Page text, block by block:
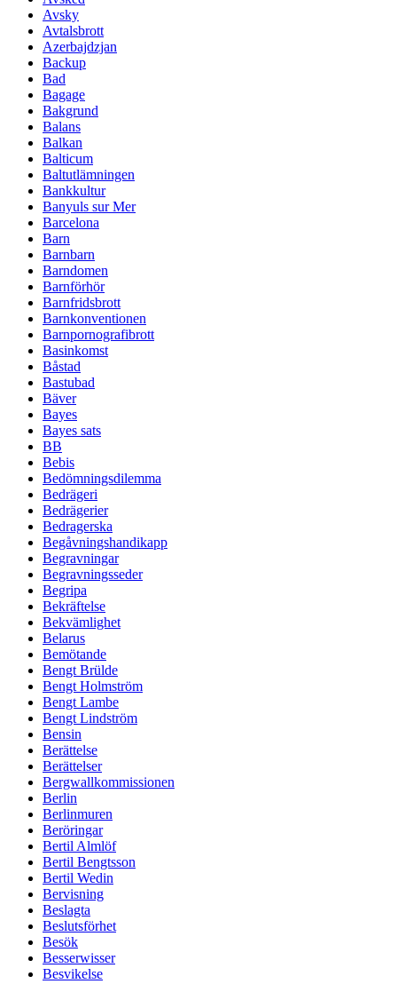
Avsky
Avtalsbrott
Azerbajdzjan
Backup
Bad
Bagage
Bakgrund
Balans
Balkan
Balticum
Baltutlämningen
Bankkultur
Banyuls sur Mer
Barcelona
Barn
Barnbarn
Barndomen
Barnförhör
Barnfridsbrott
Barnkonventionen
Barnpornografibrott
Basinkomst
Båstad
Bastubad
Bäver
Bayes
Bayes sats
BB
Bebis
Bedömningsdilemma
Bedrägeri
Bedrägerier
Bedragerska
Begåvningshandikapp
Begravningar
Begravningsseder
Begripa
Bekräftelse
Bekvämlighet
Belarus
Bemötande
Bengt Brülde
Bengt Holmström
Bengt Lambe
Bengt Lindström
Bensin
Berättelse
Berättelser
Bergwallkommissionen
Berlin
Berlinmuren
Beröringar
Bertil Almlöf
Bertil Bengtsson
Bertil Wedin
Bervisning
Beslagta
Beslutsförhet
Besök
Besserwisser
Besvikelse